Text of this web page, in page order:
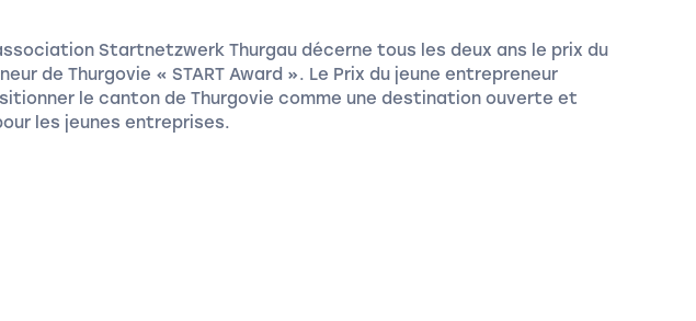
Startnetzwerk Thurgau décerne tous les deux ans le prix du
de Thurgovie « START Award ». Le Prix du jeune entrepreneur
le canton de Thurgovie comme une destination ouverte et
les jeunes entreprises.